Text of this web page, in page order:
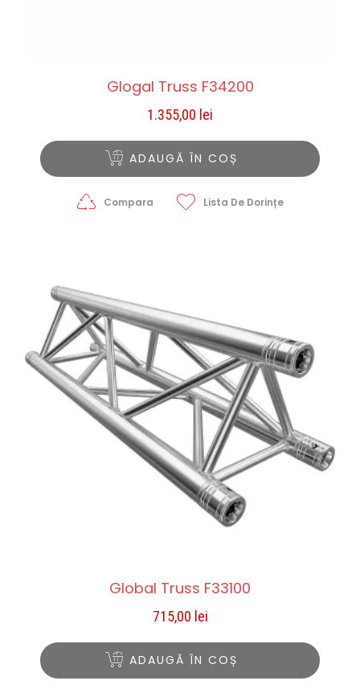
Glogal Truss F34200
1.355,00 lei
ADAUGĂ ÎN COȘ
Compara Lista De Dorințe
Global Truss F33100
715,00 lei
ADAUGĂ ÎN COȘ